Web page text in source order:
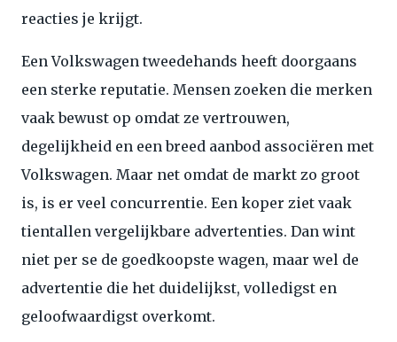
reacties je krijgt.
Een Volkswagen tweedehands heeft doorgaans
een sterke reputatie. Mensen zoeken die merken
vaak bewust op omdat ze vertrouwen,
degelijkheid en een breed aanbod associëren met
Volkswagen. Maar net omdat de markt zo groot
is, is er veel concurrentie. Een koper ziet vaak
tientallen vergelijkbare advertenties. Dan wint
niet per se de goedkoopste wagen, maar wel de
advertentie die het duidelijkst, volledigst en
geloofwaardigst overkomt.